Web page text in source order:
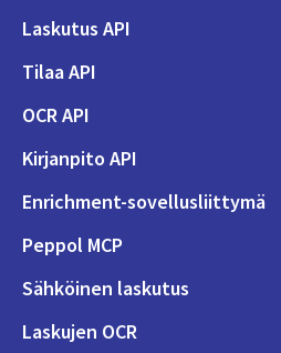
Laskutus API
Tilaa API
OCR API
Kirjanpito API
Enrichment-sovellusliittymä
Peppol MCP
Sähköinen laskutus
Laskujen OCR